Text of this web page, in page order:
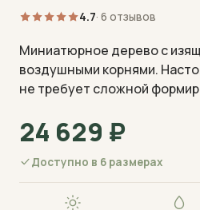
4.7· 6 отзывов
Миниатюрное дерево с
воздушными корнями.
не требует сложной
24 629 ₽
Доступно в 6 размерах